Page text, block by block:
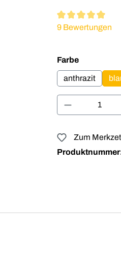
Durchschnittliche
9 Bewertungen
Farbeauswählen
anthrazit
Produkt
Zum